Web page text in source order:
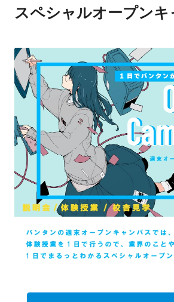
スペシャルオープンキ